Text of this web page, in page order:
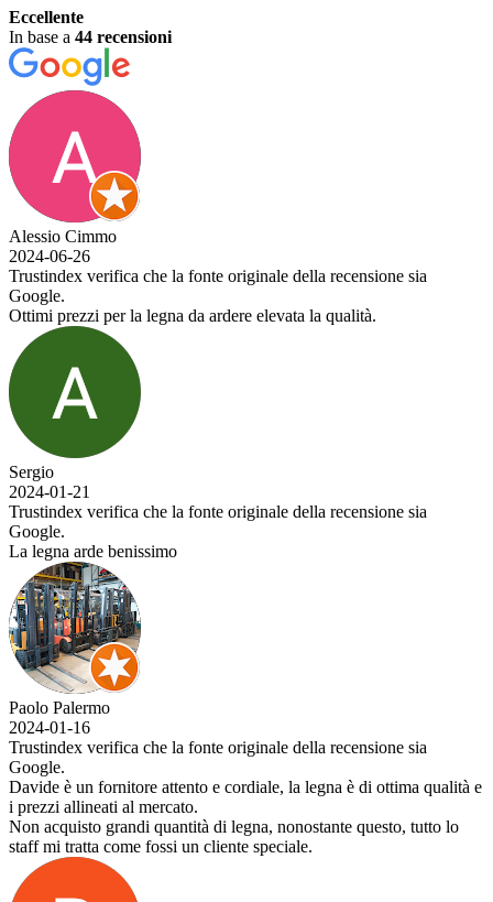
Eccellente
In base a 44 recensioni
Alessio Cimmo
2024-06-26
Trustindex verifica che la fonte originale della recensione sia
Google.
Ottimi prezzi per la legna da ardere elevata la qualità.
Sergio
2024-01-21
Trustindex verifica che la fonte originale della recensione sia
Google.
La legna arde benissimo
Paolo Palermo
2024-01-16
Trustindex verifica che la fonte originale della recensione sia
Google.
Davide è un fornitore attento e cordiale, la legna è di ottima qualità e
i prezzi allineati al mercato.
Non acquisto grandi quantità di legna, nonostante questo, tutto lo
staff mi tratta come fossi un cliente speciale.